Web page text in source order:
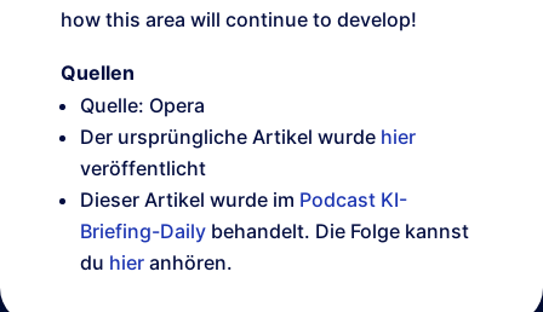
how this area will continue to develop!
Quellen
Quelle: Opera
Der ursprüngliche Artikel wurde hier
veröffentlicht
Dieser Artikel wurde im Podcast KI-
Briefing-Daily behandelt. Die Folge kannst
du hier anhören.